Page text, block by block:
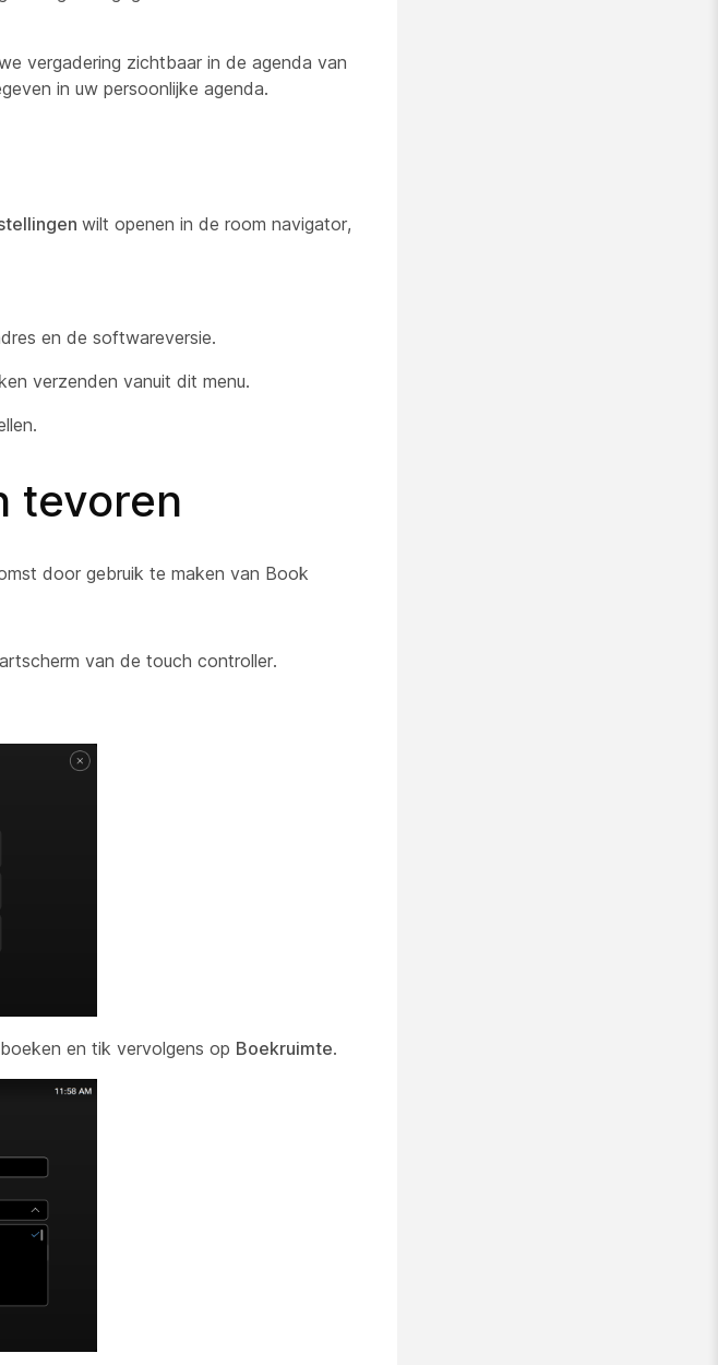
vergadering zichtbaar in de agenda van
in uw persoonlijke agenda.
wilt openen in de room navigator,
en de softwareversie.
verzenden vanuit dit menu.
tevoren
door gebruik te maken van Book
van de touch controller.
en tik vervolgens op Boekruimte.